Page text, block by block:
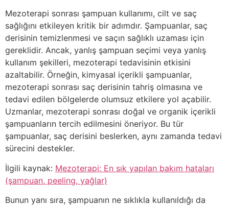
Mezoterapi sonrası şampuan kullanımı, cilt ve saç
sağlığını etkileyen kritik bir adımdır. Şampuanlar, saç
derisinin temizlenmesi ve saçın sağlıklı uzaması için
gereklidir. Ancak, yanlış şampuan seçimi veya yanlış
kullanım şekilleri, mezoterapi tedavisinin etkisini
azaltabilir. Örneğin, kimyasal içerikli şampuanlar,
mezoterapi sonrası saç derisinin tahriş olmasına ve
tedavi edilen bölgelerde olumsuz etkilere yol açabilir.
Uzmanlar, mezoterapi sonrası doğal ve organik içerikli
şampuanların tercih edilmesini öneriyor. Bu tür
şampuanlar, saç derisini beslerken, aynı zamanda tedavi
sürecini destekler.
İlgili kaynak: Mezoterapi: En sık yapılan bakım hataları
(şampuan, peeling, yağlar)
Bunun yanı sıra, şampuanın ne sıklıkla kullanıldığı da